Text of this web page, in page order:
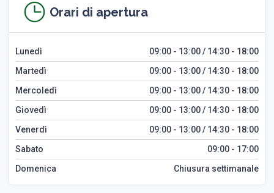
Orari di apertura
Lunedì
09:00 - 13:00 / 14:30 - 18:00
Martedì
09:00 - 13:00 / 14:30 - 18:00
Mercoledì
09:00 - 13:00 / 14:30 - 18:00
Giovedì
09:00 - 13:00 / 14:30 - 18:00
Venerdì
09:00 - 13:00 / 14:30 - 18:00
Sabato
09:00 - 17:00
Domenica
Chiusura settimanale